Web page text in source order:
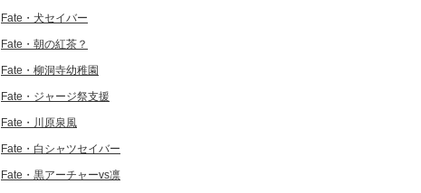
Fate・犬セイバー
Fate・朝の紅茶？
Fate・柳洞寺幼稚園
Fate・ジャージ祭支援
Fate・川原泉風
Fate・白シャツセイバー
Fate・黒アーチャーvs凛